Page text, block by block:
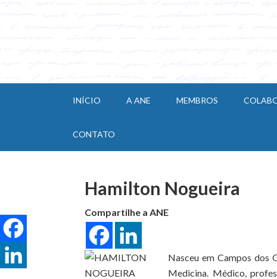
INÍCIO A ANE MEMBROS
CONTATO
Hamilton Nogueira
Compartilhe a ANE
Nasceu em Campos dos
Medicina. Médico,